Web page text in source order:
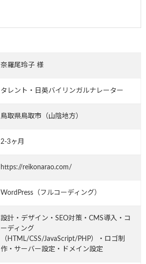
奈羅尾玲子 様
タレント・日英バイリンガルナレーター
鳥取県鳥取市（山陰地方）
2-3ヶ月
https://reikonarao.com/
WordPress（フルコーディング）
設計・デザイン・SEO対策・CMS導入・コ
ーディング
（HTML/CSS/JavaScript/PHP）・ロゴ制
作・サーバー設定・ドメイン設定